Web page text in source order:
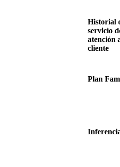
Historial
servicio
atención
cliente
Plan